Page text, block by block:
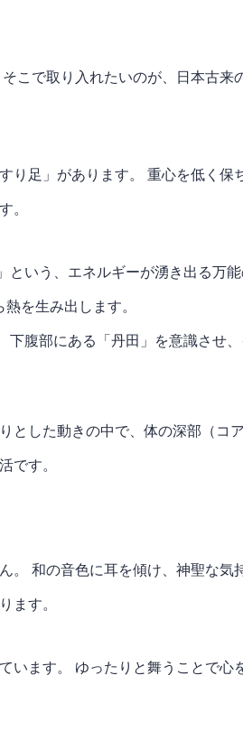
こで取り入れたいのが、日本古来
り足」があります。 重心を低く保
。
という、エネルギーが湧き出る万
を生み出します。
下腹部にある「丹田」を意識させ
とした動きの中で、体の深部（コ
です。
。 和の音色に耳を傾け、神聖な気
ます。
います。 ゆったりと舞うことで心